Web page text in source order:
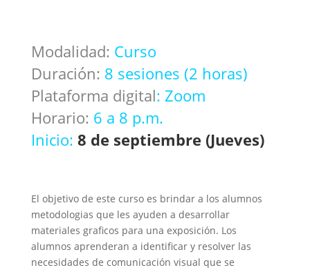
Modalidad: Curso
Duración: 8 sesiones (2 horas)
Plataforma digital: Zoom
Horario: 6 a 8 p.m.
Inicio: 8 de septiembre (Jueves)
El objetivo de este curso es brindar a los alumnos
metodologias que les ayuden a desarrollar
materiales graficos para una exposición. Los
alumnos aprenderan a identificar y resolver las
necesidades de comunicación visual que se